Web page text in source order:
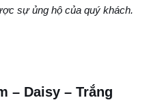
sự ủng hộ của quý khách.
– Daisy – Trắng